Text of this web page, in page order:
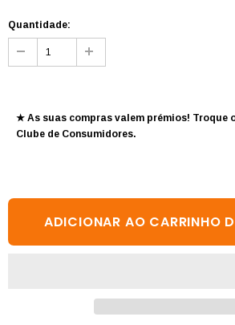
Quantidade:
★ As suas compras valem prémios! Troque
Clube de Consumidores.